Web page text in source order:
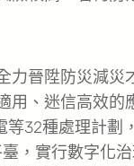
晉陞防災減災
、迷信高效的
32種處理計劃
，實行數字化